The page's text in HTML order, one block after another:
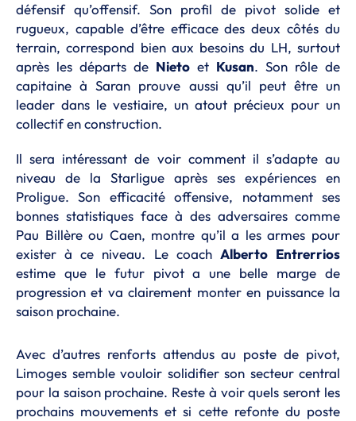
défensif qu’offensif. Son profil de pivot solide et
rugueux, capable d’être efficace des deux côtés du
terrain, correspond bien aux besoins du LH, surtout
après les départs de Nieto et Kusan. Son rôle de
capitaine à Saran prouve aussi qu’il peut être un
leader dans le vestiaire, un atout précieux pour un
collectif en construction.
Il sera intéressant de voir comment il s’adapte au
niveau de la Starligue après ses expériences en
Proligue. Son efficacité offensive, notamment ses
bonnes statistiques face à des adversaires comme
Pau Billère ou Caen, montre qu’il a les armes pour
exister à ce niveau. Le coach Alberto Entrerrios
estime que le futur pivot a une belle marge de
progression et va clairement monter en puissance la
saison prochaine.
Avec d’autres renforts attendus au poste de pivot,
Limoges semble vouloir solidifier son secteur central
pour la saison prochaine. Reste à voir quels seront les
prochains mouvements et si cette refonte du poste